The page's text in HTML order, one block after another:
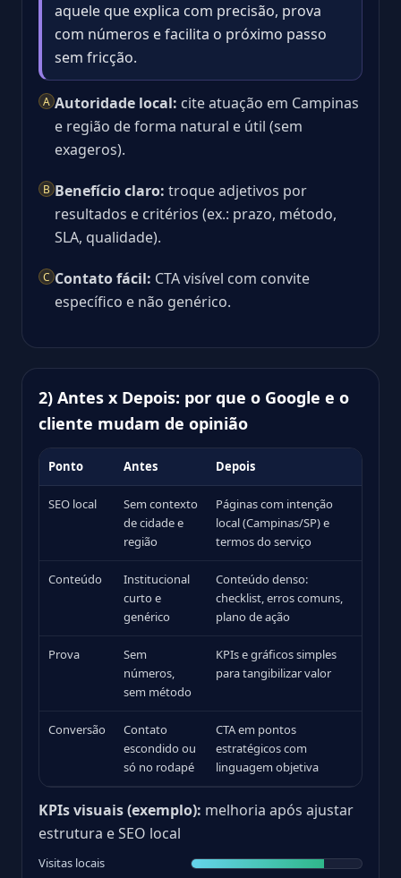
aquele que explica com precisão, prova
com números e facilita o próximo passo
sem fricção.
A Autoridade local: cite atuação em Campinas
e região de forma natural e útil (sem
exageros).
B Benefício claro: troque adjetivos por
resultados e critérios (ex.: prazo, método,
SLA, qualidade).
C Contato fácil: CTA visível com convite
específico e não genérico.
2) Antes x Depois: por que o Google e o
cliente mudam de opinião
Ponto Antes Depois
SEO local
Sem contexto
de cidade e
região
Páginas com intenção
local (Campinas/SP) e
termos do serviço
Conteúdo
Institucional
curto e
genérico
Conteúdo denso:
checklist, erros comuns,
plano de ação
Prova
Sem
números,
sem método
KPIs e gráficos simples
para tangibilizar valor
Conversão
Contato
escondido ou
só no rodapé
CTA em pontos
estratégicos com
linguagem objetiva
KPIs visuais (exemplo): melhoria após ajustar
estrutura e SEO local
Visitas locais